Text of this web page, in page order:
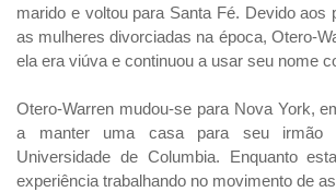
marido e voltou para Santa Fé. Devido aos
as mulheres divorciadas na época, Otero-
ela era viúva e continuou a usar seu nome
Otero-Warren mudou-se para Nova York,
a manter uma casa para seu irmão
Universidade de Columbia. Enquanto
experiência trabalhando no movimento de